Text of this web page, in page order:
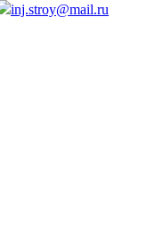
inj.stroy@mail.ru